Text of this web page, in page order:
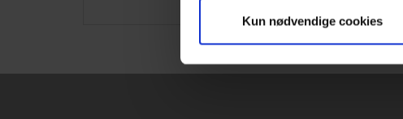
Kun nødvendige cookies